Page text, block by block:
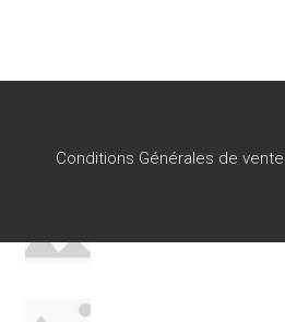
Conditions Générales de vente